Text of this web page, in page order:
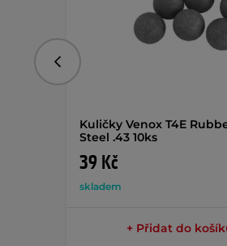
Kuličky Venox T4E
Steel .43 10ks
39 Kč
skladem
+ Přidat do
Předchozí